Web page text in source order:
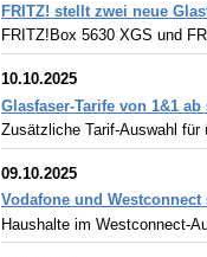
FRITZ! stellt zwei neue
FRITZ!Box 5630 XGS und
10.10.2025
Glasfaser-Tarife von 1&1
Zusätzliche Tarif-Auswahl für
09.10.2025
Vodafone und
Haushalte im Westconnect-